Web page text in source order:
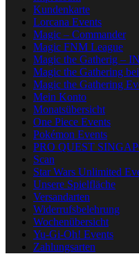
Kundenkarte
Lorcana Events
Magic – Commander
Magic FNM League
Magic the Gatherig –
Magic the Gathering
Magic the Gathering
Mein Konto
Monatsübersicht
One Piece Events
Pokémon Events
PRO QUEST
Scan
Star Wars Unlimited
Unsere Spielfläche
Versandarten
Widerrufsbelehrung
Wochenübersicht
Yu-Gi-Oh! Events
Zahlungsarten